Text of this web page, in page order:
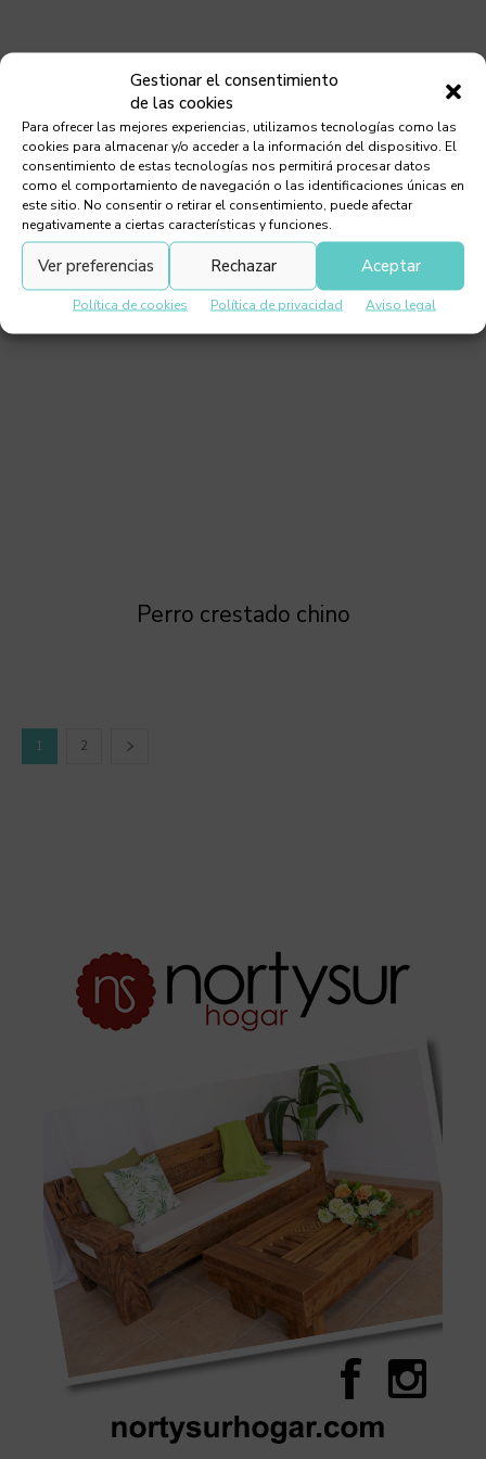
Gestionar el consentimiento
de las cookies
Para ofrecer las mejores experiencias, utilizamos tecnologías como las
cookies para almacenar y/o acceder a la información del dispositivo. El
consentimiento de estas tecnologías nos permitirá procesar datos
como el comportamiento de navegación o las identificaciones únicas en
este sitio. No consentir o retirar el consentimiento, puede afectar
negativamente a ciertas características y funciones.
Aceptar
Rechazar
Ver preferencias
Política de cookies Política de privacidad Aviso legal
Gato esfinge
Perro crestado chino
1 2